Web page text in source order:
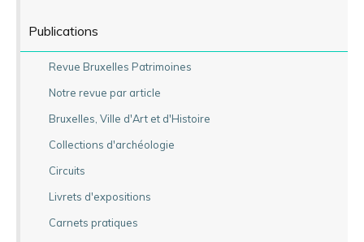
Publications
Revue Bruxelles Patrimoines
Notre revue par article
Bruxelles, Ville d'Art et d'Histoire
Collections d'archéologie
Circuits
Livrets d'expositions
Carnets pratiques